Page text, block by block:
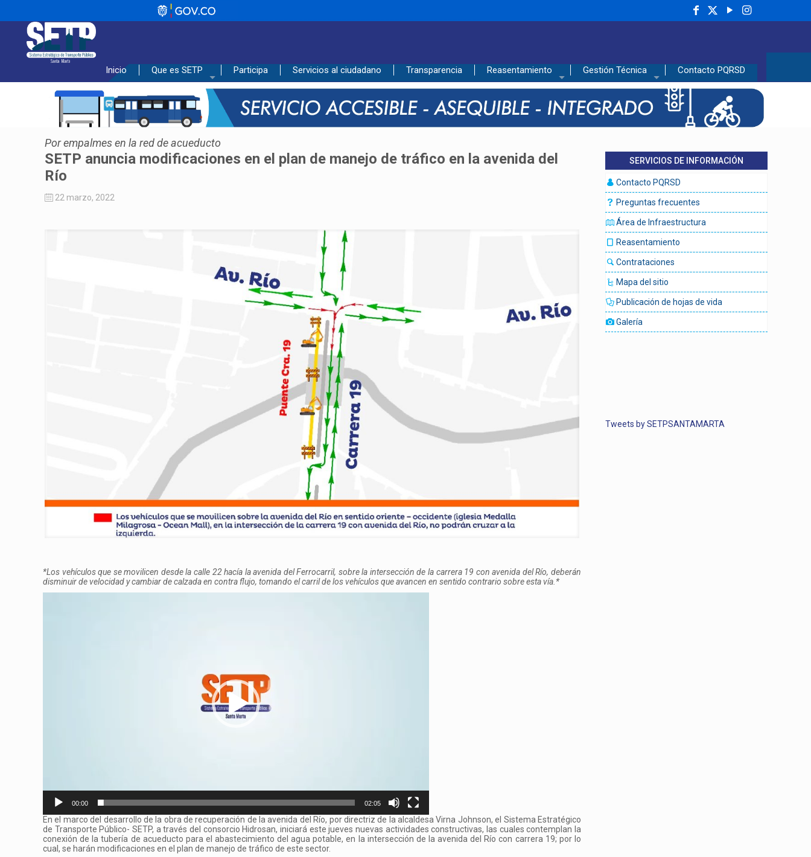
_____________________________________________________________________________
Inicio Que es SETP Participa Servicios al ciudadano Transparencia Reasentamiento Gestión Técnica Contacto PQRSD
Por empalmes en la red de acueducto
SETP anuncia modificaciones en el plan de manejo de tráfico en la avenida del
Río
22 marzo, 2022
*Los vehículos que se movilicen desde la calle 22 hacía la avenida del Ferrocarril, sobre la intersección de la carrera 19 con avenida del Río, deberán
disminuir de velocidad y cambiar de calzada en contra flujo, tomando el carril de los vehículos que avancen en sentido contrario sobre esta vía.*
00:00 02:05
En el marco del desarrollo de la obra de recuperación de la avenida del Río, por directriz de la alcaldesa Virna Johnson, el Sistema Estratégico
de Transporte Público- SETP, a través del consorcio Hidrosan, iniciará este jueves nuevas actividades constructivas, las cuales contemplan la
conexión de la tubería de acueducto para el abastecimiento del agua potable, en la intersección de la avenida del Río con carrera 19; por lo
cual, se harán modificaciones en el plan de manejo de tráfico de este sector.
SERVICIOS DE INFORMACIÓN
Contacto PQRSD
Preguntas frecuentes
Área de Infraestructura
Reasentamiento
Contrataciones
Mapa del sitio
Publicación de hojas de vida
Galería
Tweets by SETPSANTAMARTA